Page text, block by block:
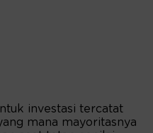
investasi tercatat
mana mayoritasnya